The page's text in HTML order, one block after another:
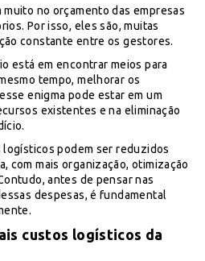
no orçamento das empresas
Por isso, eles são, muitas
constante entre os gestores.
está em encontrar meios para
tempo, melhorar os
enigma pode estar em um
existentes e na eliminação
logísticos podem ser reduzidos
com mais organização, otimização
antes de pensar nas
despesas, é fundamental
custos logísticos da